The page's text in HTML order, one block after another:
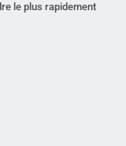
le plus rapidement